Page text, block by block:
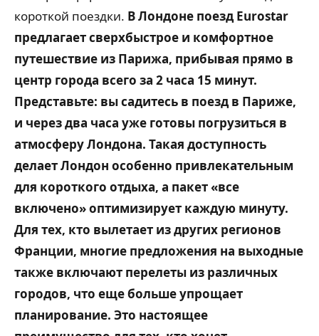
короткой поездки. В Лондоне поезд Eurostar
предлагает сверхбыстрое и комфортное
путешествие из Парижа, прибывая прямо в
центр города всего за 2 часа 15 минут.
Представьте: вы садитесь в поезд в Париже,
и через два часа уже готовы погрузиться в
атмосферу Лондона. Такая доступность
делает Лондон особенно привлекательным
для короткого отдыха, а пакет «все
включено» оптимизирует каждую минуту.
Для тех, кто вылетает из других регионов
Франции, многие предложения на выходные
также включают перелеты из различных
городов, что еще больше упрощает
планирование. Это настоящее